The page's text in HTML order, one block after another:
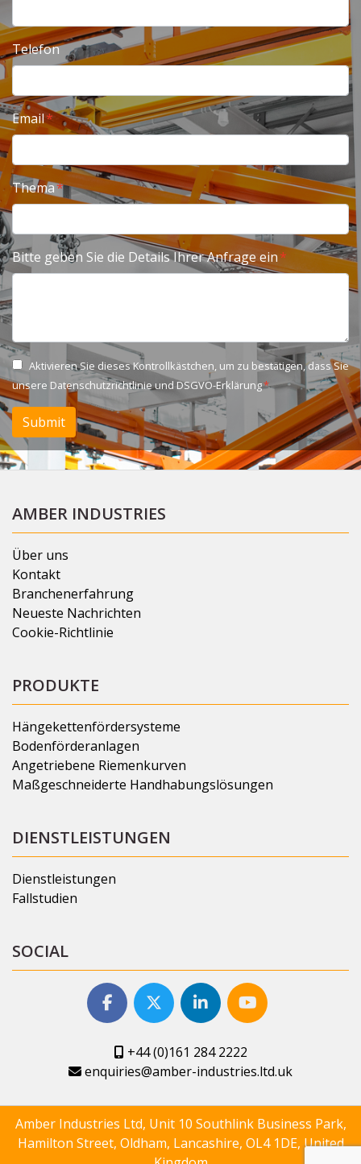
Telefon
Email
Thema
Bitte geben Sie die Details Ihrer Anfrage ein
Aktivieren Sie dieses Kontrollkästchen, um zu bestätigen, dass Sie
unsere Datenschutzrichtlinie und DSGVO-Erklärung
Submit
AMBER INDUSTRIES
Über uns
Kontakt
Branchenerfahrung
Neueste Nachrichten
Cookie-Richtlinie
PRODUKTE
Hängekettenfördersysteme
Bodenförderanlagen
Angetriebene Riemenkurven
Maßgeschneiderte Handhabungslösungen
DIENSTLEISTUNGEN
Dienstleistungen
Fallstudien
SOCIAL
+44 (0)161 284 2222
enquiries@amber-industries.ltd.uk
Amber Industries Ltd, Unit 10 Southlink Business Park,
Hamilton Street, Oldham, Lancashire, OL4 1DE, United